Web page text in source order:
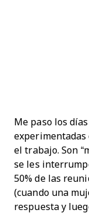
Me paso los
experimentadas
el trabajo. Son
se les
50% de las
(cuando una
respuesta y